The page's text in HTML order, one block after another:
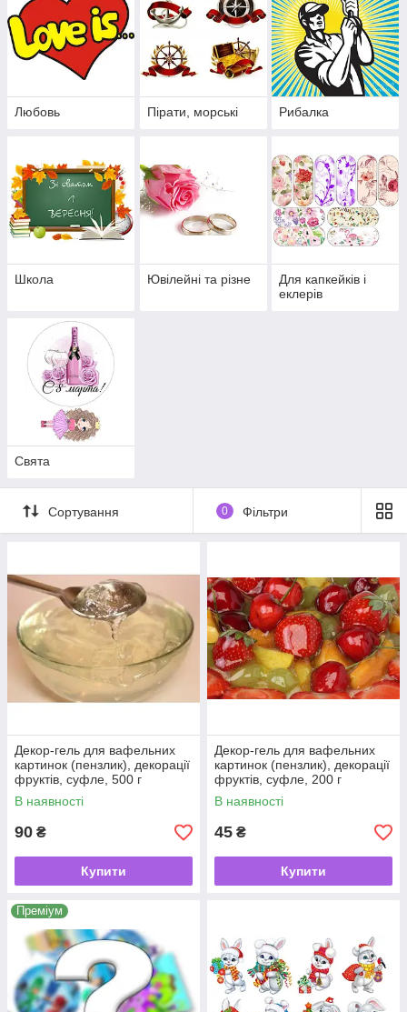
Любовь Пірати, морські Рибалка
Школа Ювілейні та різне
Для капкейків і
еклерів
Свята
Сортування 0 Фільтри
Декор-гель для вафельних
картинок (пензлик), декорації
фруктів, суфле, 500 г
В наявності
90 ₴
Купити
Декор-гель для вафельних
картинок (пензлик), декорації
фруктів, суфле, 200 г
В наявності
45 ₴
Купити
Преміум